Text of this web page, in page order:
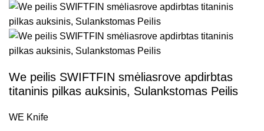
We peilis SWIFTFIN smėliasrove apdirbtas
titaninis pilkas auksinis, Sulankstomas Peilis
WE Knife